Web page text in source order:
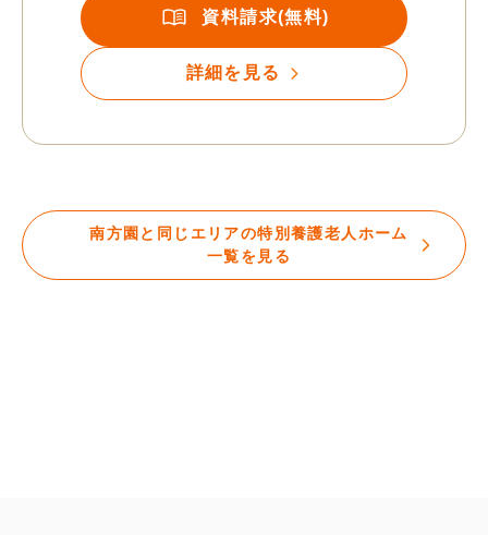
資料請求(無料)
詳細を見る
南方園と同じエリアの特別養護老人ホーム
一覧を見る